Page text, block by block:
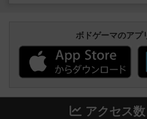
ボドゲーマのアプ
アクセス